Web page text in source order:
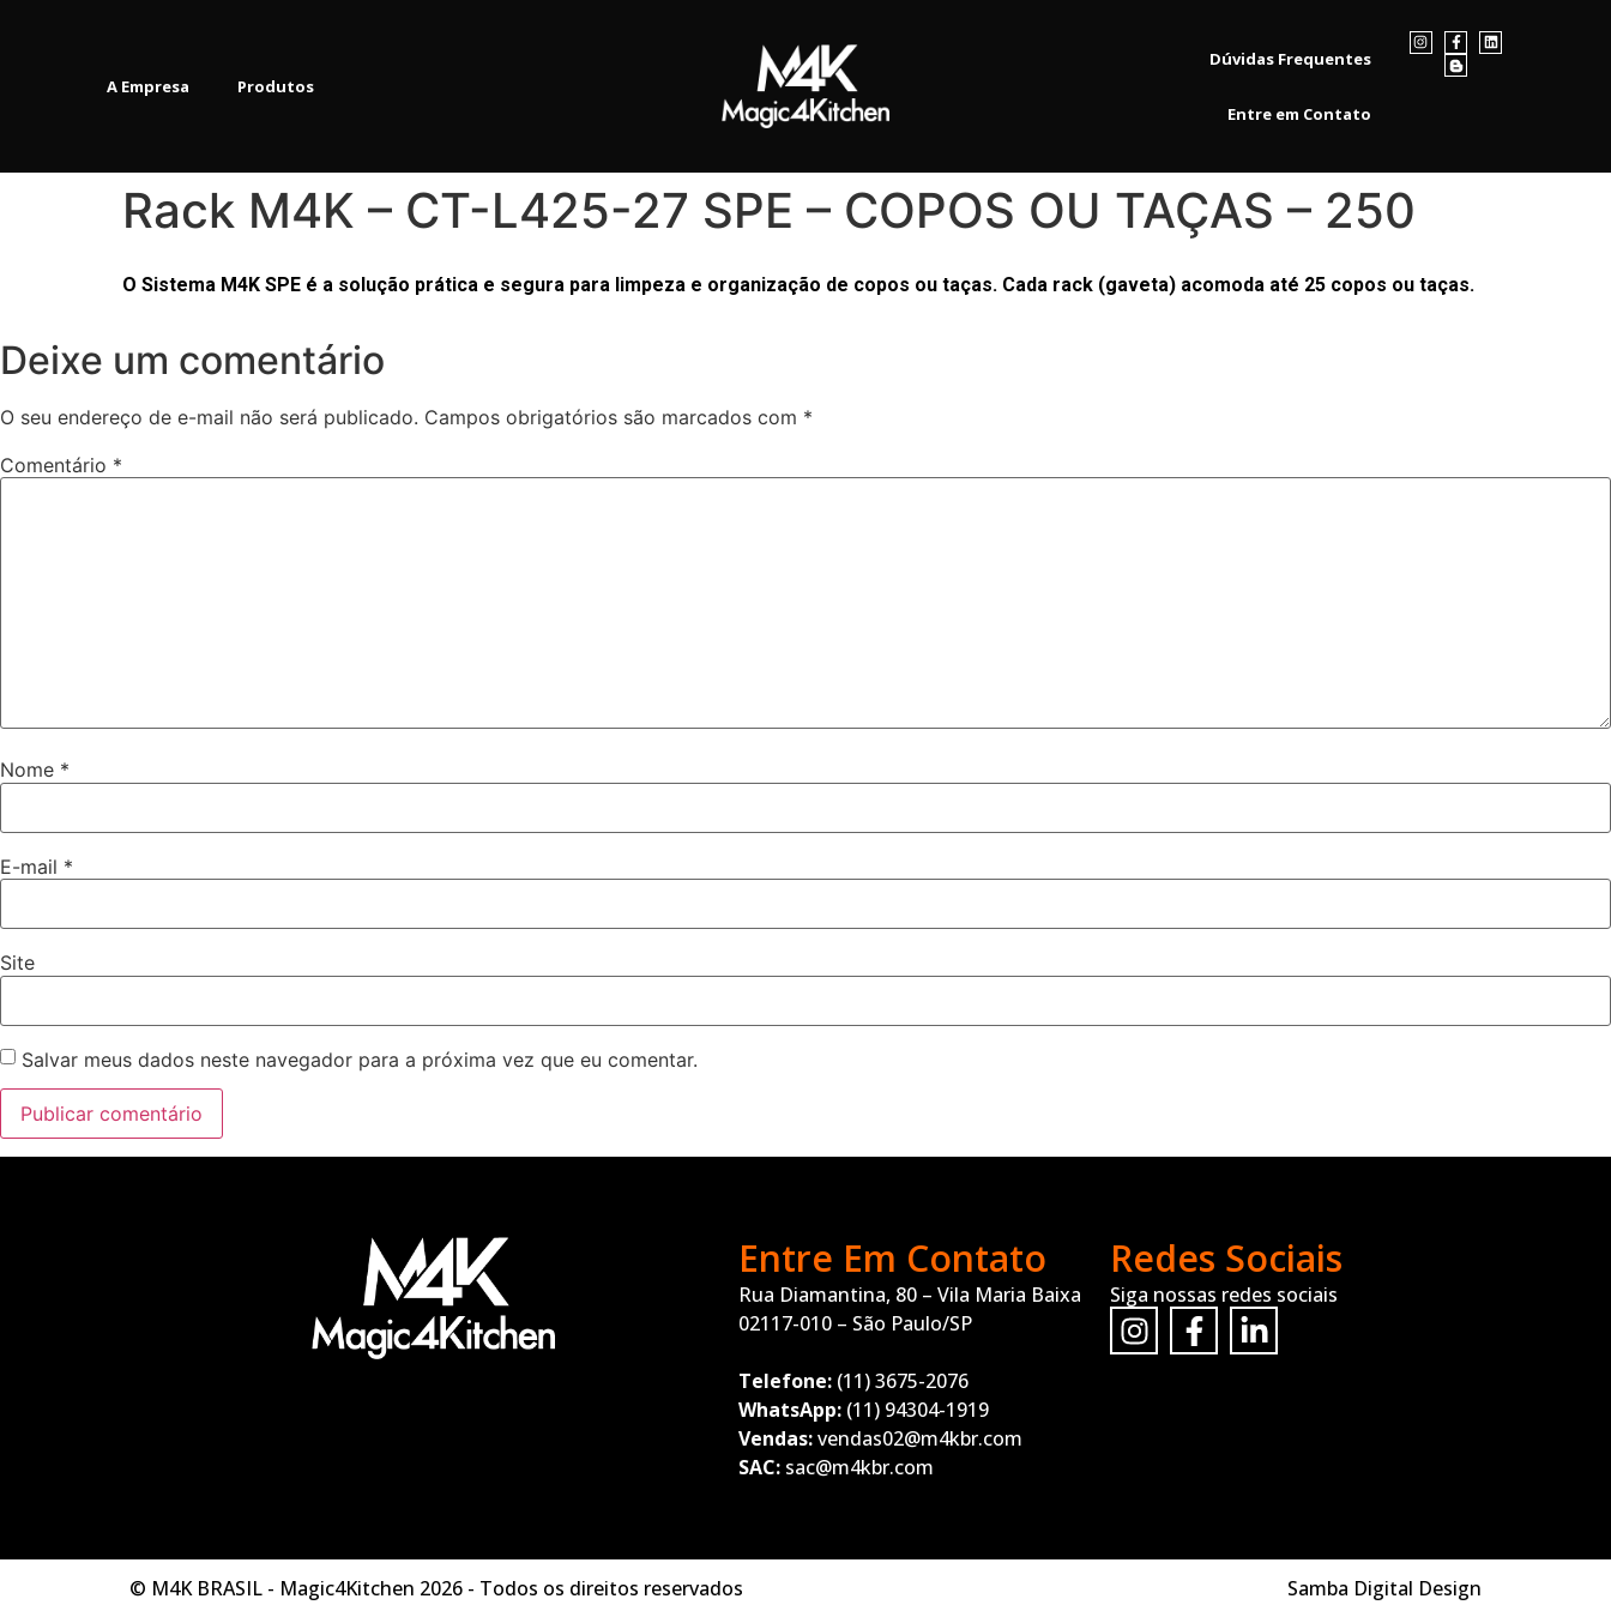
A Empresa Produtos
Dúvidas Frequentes
Entre em Contato
Rack M4K – CT-L425-27 SPE – COPOS OU TAÇAS – 250
O Sistema M4K SPE é a solução prática e segura para limpeza e organização de copos ou taças. Cada rack (gaveta) acomoda até 25 copos ou taças.
Deixe um comentário
O seu endereço de e-mail não será publicado. Campos obrigatórios são marcados com *
Comentário *
Nome *
E-mail *
Site
Salvar meus dados neste navegador para a próxima vez que eu comentar.
Entre Em Contato
Rua Diamantina, 80 – Vila Maria Baixa
02117-010 – São Paulo/SP
Telefone:(11) 3675-2076
WhatsApp:(11) 94304-1919
Vendas:vendas02@m4kbr.com
SAC:sac@m4kbr.com
Redes Sociais
Siga nossas redes sociais
© M4K BRASIL - Magic4Kitchen 2026 - Todos os direitos reservados Samba Digital Design